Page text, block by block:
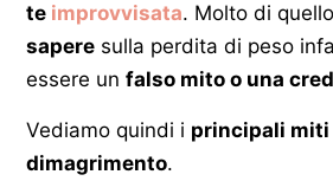
te improvvisata. Molto di
sapere sulla perdita di peso
essere un falso mito o una
Vediamo quindi i principali miti
dimagrimento.